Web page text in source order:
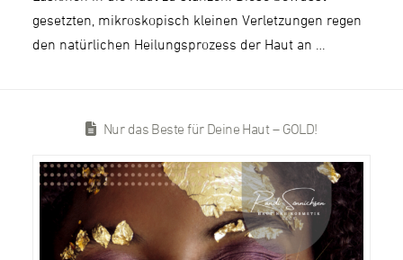
gesetzten, mikroskopisch kleinen Verletzungen regen
den natürlichen Heilungsprozess der Haut an …
Nur das Beste für Deine Haut – GOLD!